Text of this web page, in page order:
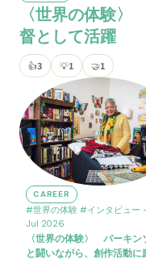
〈世界の体験
督として活躍
👍3 💡1 🤝1
CAREER
#世界の体験 #インタビュー
Jul 2026
〈世界の体験〉 パーキン
と闘いながら、創作活動に